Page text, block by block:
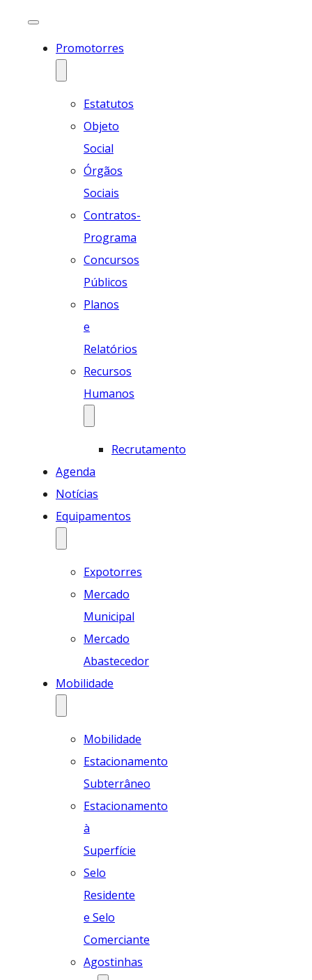
Promotorres
Estatutos
Objeto
Social
Órgãos
Sociais
Contratos-
Programa
Concursos
Públicos
Planos
e
Relatórios
Recursos
Humanos
Recrutamento
Agenda
Notícias
Equipamentos
Expotorres
Mercado
Municipal
Mercado
Abastecedor
Mobilidade
Mobilidade
Estacionamento
Subterrâneo
Estacionamento
à
Superfície
Selo
Residente
e Selo
Comerciante
Agostinhas